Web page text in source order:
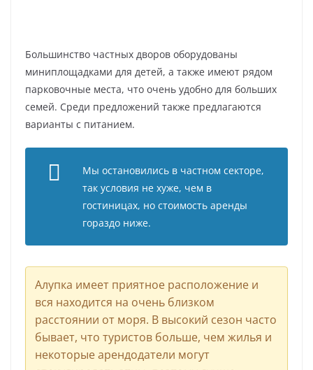
Большинство частных дворов оборудованы
миниплощадками для детей, а также имеют рядом
парковочные места, что очень удобно для больших
семей. Среди предложений также предлагаются
варианты с питанием.
Мы остановились в частном секторе,
так условия не хуже, чем в
гостиницах, но стоимость аренды
гораздо ниже.
Алупка имеет приятное расположение и
вся находится на очень близком
расстоянии от моря. В высокий сезон часто
бывает, что туристов больше, чем жилья и
некоторые арендодатели могут